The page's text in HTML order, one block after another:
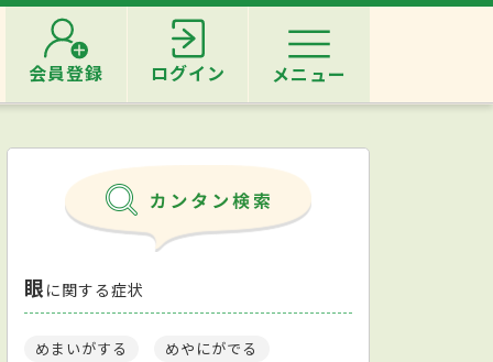
会員登録 ログイン メニュー
眼 に関する症状
めまいがする
めやにがでる